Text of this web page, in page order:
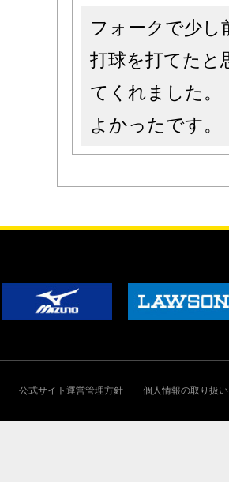
フォークで少し
打球を打てたと
てくれました。
よかったです。
公式サイト運営管理方針 個人情報の取り扱い